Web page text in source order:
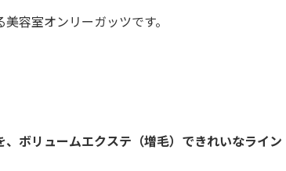
容室オンリーガッツです。
ボリュームエクステ（増毛）できれいなライン